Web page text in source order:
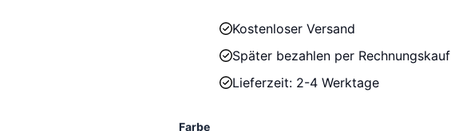
Kostenloser Versand
Später bezahlen per Rechnungskauf
Lieferzeit: 2-4 Werktage
Farbe